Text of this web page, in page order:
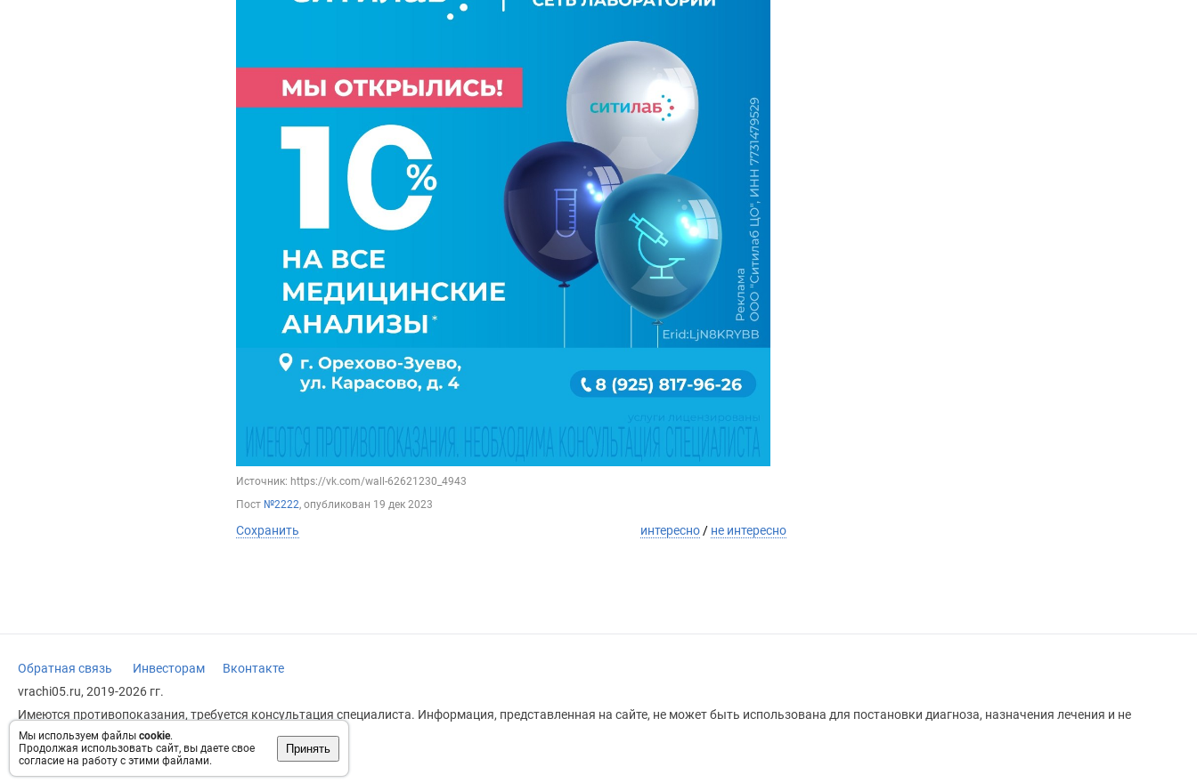
Мы используем файлы cookie.
Продолжая использовать сайт, вы даете свое
согласие на работу с этими файлами.
Принять
Источник: https://vk.com/wall-62621230_4943
Пост №2222, опубликован 19 дек 2023
Сохранить интересно / не интересно
Обратная связь Инвесторам
Вконтакте
vrachi05.ru, 2019-2026 гг.
Имеются противопоказания, требуется консультация специалиста. Информация, представленная на сайте, не может быть использована для постановки диагноза, назначения лечения и не
заменяет прием врача.
Возрастное ограничение: 18+